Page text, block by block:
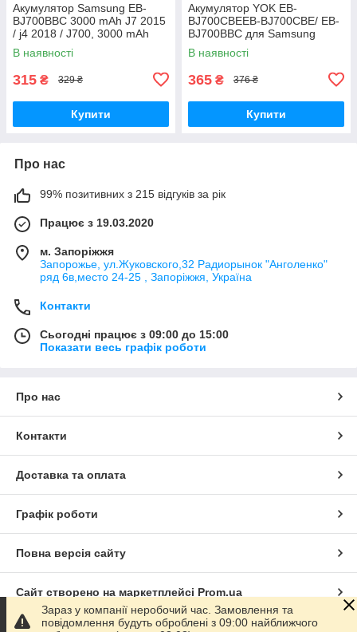
Акумулятор Samsung EB-
BJ700BBC 3000 mAh J7 2015
/ j4 2018 / J700, 3000 mAh
Original PRC
В наявності
315 ₴ 329 ₴
Купити
Акумулятор YOK EB-
BJ700CBEEB-BJ700CBE/ EB-
BJ700BBC для Samsung
J700/ J700H/ J700F/ J701/ J7
(2015)/ J4 (2018)/ J400
В наявності
365 ₴ 376 ₴
Купити
Про нас
99% позитивних з 215 відгуків за рік
Працює з 19.03.2020
м. Запоріжжя
Запорожье, ул.Жуковского,32 Радиорынок "Анголенко"
ряд 6в,место 24-25 , Запоріжжя, Україна
Контакти
Сьогодні працює з 09:00 до 15:00
Показати весь графік роботи
Про нас
Контакти
Доставка та оплата
Графік роботи
Повна версія сайту
Сайт створено на маркетплейсі Prom.ua
Зараз у компанії неробочий час. Замовлення та
повідомлення будуть оброблені з 09:00 найближчого